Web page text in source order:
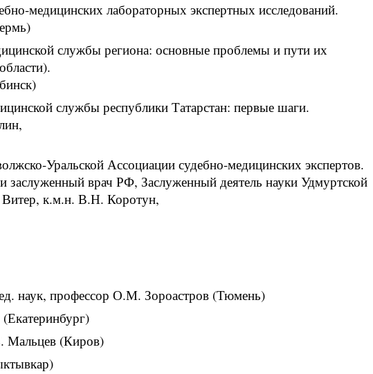
медицинских лабораторных экспертных исследований.
службы региона: основные проблемы и пути их
службы республики Татарстан: первые шаги.
Уральской Ассоциации судебно-медицинских экспертов.
заслуженный врач РФ, Заслуженный деятель науки Удмуртской
к.м.н. В.Н. Коротун,
наук, профессор О.М. Зороастров (Тюмень)
Мальцев (Киров)